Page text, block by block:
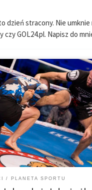
dzień stracony. Nie
GOL24.pl. Napisz do
Prowadzą: Maciej
Kowalczyk Realizuje: Hubert
Planecie
Pierwszym z nich był
Bajerski, który
Skorpionów do zbliżającego
krokami sezonu. […]
PLANETA SPORTU